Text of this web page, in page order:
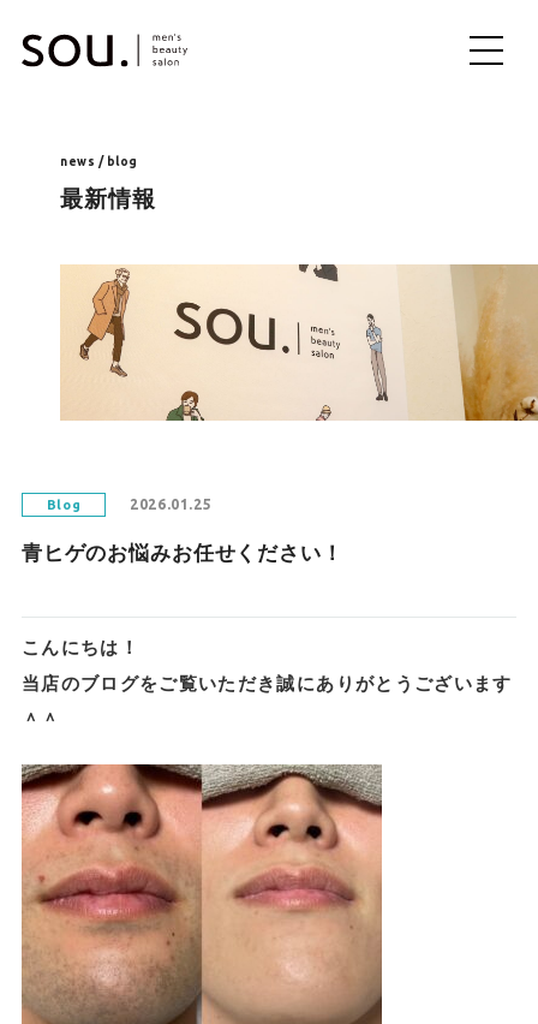
ME
news / blog
最新情報
Blog 2026.01.25
青ヒゲのお悩みお任せください！
こんにちは！
当店のブログをご覧いただき誠にありがとうございます
＾＾